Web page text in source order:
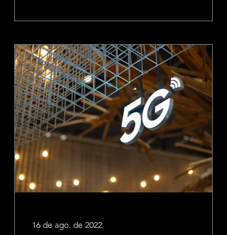
16 de ago. de 2022